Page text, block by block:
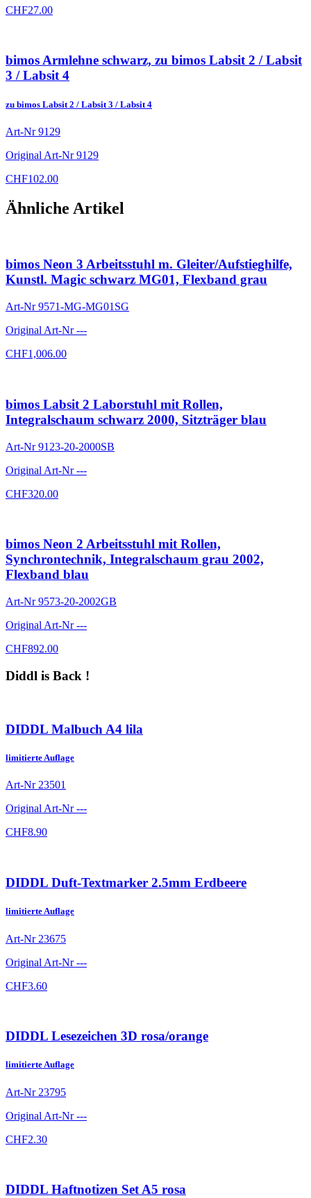
CHF27.00
bimos Armlehne schwarz, zu bimos Labsit 2 / Labsit
3 / Labsit 4
zu bimos Labsit 2 / Labsit 3 / Labsit 4
Art-Nr9129
Original Art-Nr9129
CHF102.00
Ähnliche Artikel
bimos Neon 3 Arbeitsstuhl m. Gleiter/Aufstieghilfe,
Kunstl. Magic schwarz MG01, Flexband grau
Art-Nr9571-MG-MG01SG
Original Art-Nr---
CHF1,006.00
bimos Labsit 2 Laborstuhl mit Rollen,
Integralschaum schwarz 2000, Sitzträger blau
Art-Nr9123-20-2000SB
Original Art-Nr---
CHF320.00
bimos Neon 2 Arbeitsstuhl mit Rollen,
Synchrontechnik, Integralschaum grau 2002,
Flexband blau
Art-Nr9573-20-2002GB
Original Art-Nr---
CHF892.00
Diddl is Back !
DIDDL Malbuch A4 lila
limitierte Auflage
Art-Nr23501
Original Art-Nr---
CHF8.90
DIDDL Duft-Textmarker 2.5mm Erdbeere
limitierte Auflage
Art-Nr 23675
Original Art-Nr---
CHF3.60
DIDDL Lesezeichen 3D rosa/orange
limitierte Auflage
Art-Nr 23795
Original Art-Nr---
CHF2.30
DIDDL Haftnotizen Set A5 rosa